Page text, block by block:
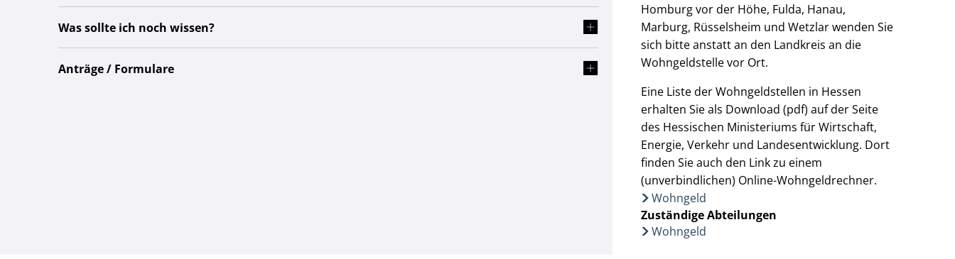
Was sollte ich noch wissen?
Anträge / Formulare
Homburg vor der Höhe, Fulda, Hanau,
Marburg, Rüsselsheim und Wetzlar wenden Sie
sich bitte anstatt an den Landkreis an die
Wohngeldstelle vor Ort.
Eine Liste der Wohngeldstellen in Hessen
erhalten Sie als Download (pdf) auf der Seite
des Hessischen Ministeriums für Wirtschaft,
Energie, Verkehr und Landesentwicklung. Dort
finden Sie auch den Link zu einem
(unverbindlichen) Online-Wohngeldrechner.
Wohngeld
Zuständige Abteilungen
Wohngeld